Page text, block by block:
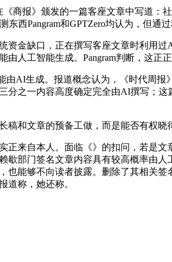
报》颁发的一篇客座文章中写道：社
东西Pangram和GPTZero均认为，但通
金缺口，正在撰写客座文章时利用过
由人工智能生成。Pangram判断，这
AI生成。报道概念认为，《时代周报
分之一内容高度确定完全由AI撰写；
和文章的预备工做，而是能否有权晓
来自本人。面临《》的扣问，若是文
歇部门签名文章内容具有较高概率由
也能够不向读者披露。删除了其相关
道称，她还称。